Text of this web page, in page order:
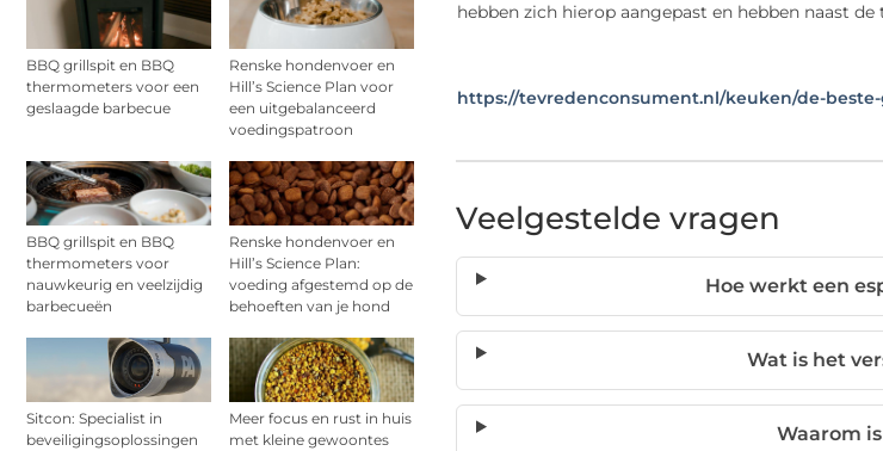
BBQ grillspit en BBQ
thermometers voor een
geslaagde barbecue
Renske hondenvoer en
Hill’s Science Plan voor
een uitgebalanceerd
voedingspatroon
BBQ grillspit en BBQ
thermometers voor
nauwkeurig en veelzijdig
barbecueën
Renske hondenvoer en
Hill’s Science Plan:
voeding afgestemd op de
behoeften van je hond
Sitcon: Specialist in
beveiligingsoplossingen
Meer focus en rust in huis
met kleine gewoontes
hebben zich hierop aangepast en hebben naast
https://tevredenconsument.nl/keuken/de-
Veelgestelde vragen
Hoe werkt een
Wat is het
Waarom